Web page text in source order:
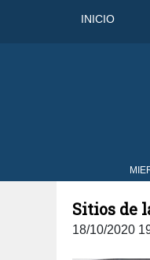
INICIO
Sitios de
18/10/2020